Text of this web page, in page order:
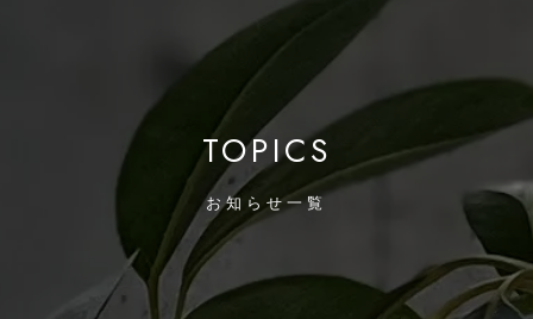
TOPICS
お知らせ一覧